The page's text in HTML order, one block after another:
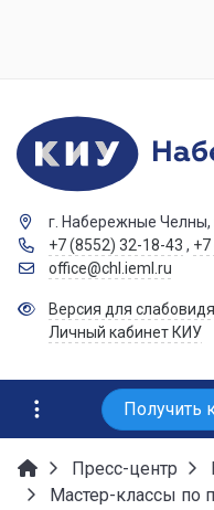
г. Набережные Челны,
+7 (8552) 32-18-43 ,
office@chl.ieml.ru
Версия для
Личный кабинет КИУ
Получить
Пресс-центр
Мастер-классы